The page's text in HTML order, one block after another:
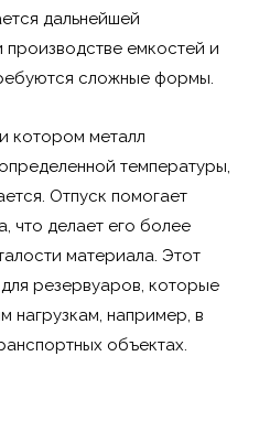
дальнейшей
емкостей и
сложные формы.
котором металл
температуры,
Отпуск помогает
что делает его более
материала. Этот
резервуаров, которые
нагрузкам, например, в
объектах.